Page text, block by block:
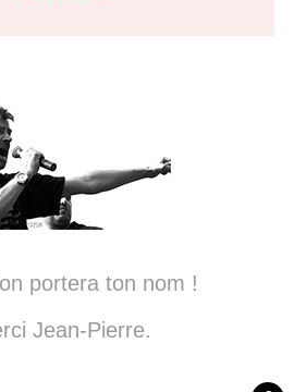
portera ton nom !
Jean-Pierre.